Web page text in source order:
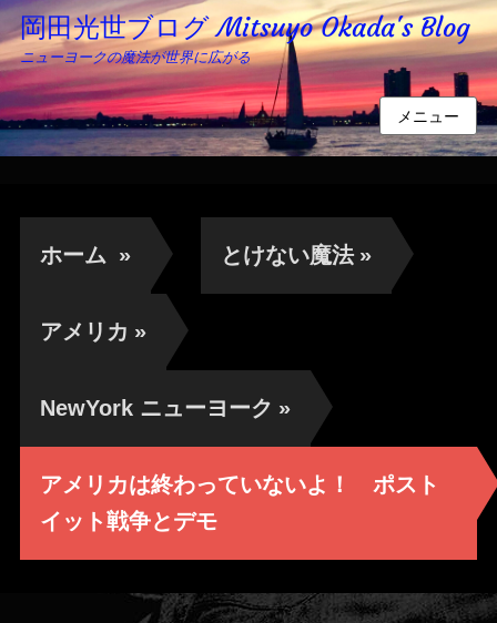
岡田光世ブログ Mitsuyo Okada's Blog
ニューヨークの魔法が世界に広がる
メニュー
ホーム » とけない魔法 »
アメリカ »
NewYork ニューヨーク »
アメリカは終わっていないよ！ ポスト
イット戦争とデモ